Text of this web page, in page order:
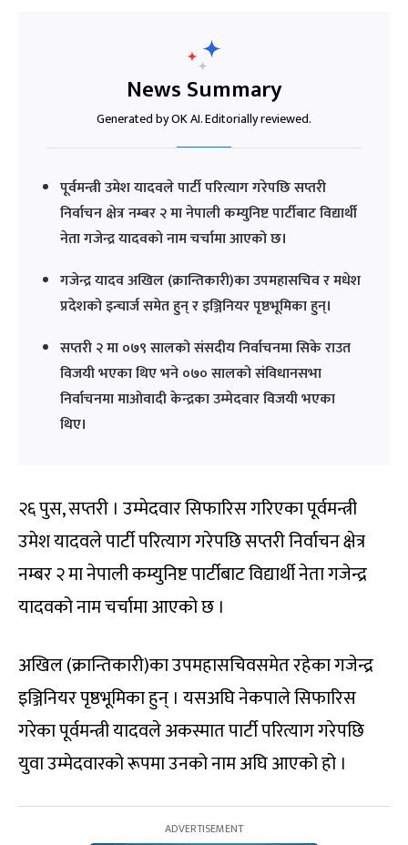
News Summary
Generated by OK AI. Editorially reviewed.
पूर्वमन्त्री उमेश यादवले पार्टी परित्याग गरेपछि सप्तरी
निर्वाचन क्षेत्र नम्बर २ मा नेपाली कम्युनिष्ट पार्टीबाट विद्यार्थी
नेता गजेन्द्र यादवको नाम चर्चामा आएको छ।
गजेन्द्र यादव अखिल (क्रान्तिकारी)का उपमहासचिव र मधेश
प्रदेशको इन्चार्ज समेत हुन् र इञ्जिनियर पृष्ठभूमिका हुन्।
सप्तरी २ मा ०७९ सालको संसदीय निर्वाचनमा सिके राउत
विजयी भएका थिए भने ०७० सालको संविधानसभा
निर्वाचनमा माओवादी केन्द्रका उम्मेदवार विजयी भएका
थिए।
२६ पुस, सप्तरी । उम्मेदवार सिफारिस गरिएका पूर्वमन्त्री
उमेश यादवले पार्टी परित्याग गरेपछि सप्तरी निर्वाचन क्षेत्र
नम्बर २ मा नेपाली कम्युनिष्ट पार्टीबाट विद्यार्थी नेता गजेन्द्र
यादवको नाम चर्चामा आएको छ ।
अखिल (क्रान्तिकारी)का उपमहासचिवसमेत रहेका गजेन्द्र
इञ्जिनियर पृष्ठभूमिका हुन् । यसअघि नेकपाले सिफारिस
गरेका पूर्वमन्त्री यादवले अकस्मात पार्टी परित्याग गरेपछि
युवा उम्मेदवारको रूपमा उनको नाम अघि आएको हो ।